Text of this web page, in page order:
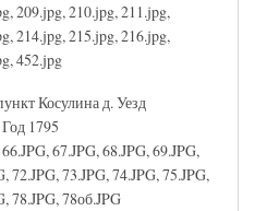
209.jpg, 210.jpg, 211.jpg,
214.jpg, 215.jpg, 216.jpg,
452.jpg
Косулина д. Уезд
1795
67.JPG, 68.JPG, 69.JPG,
72.JPG, 73.JPG, 74.JPG, 75.JPG,
78.JPG, 78об.JPG